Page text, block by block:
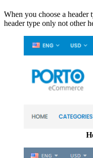
When you choose a header
header type only not other